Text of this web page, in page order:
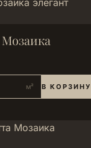
м² В КОРЗИНУ